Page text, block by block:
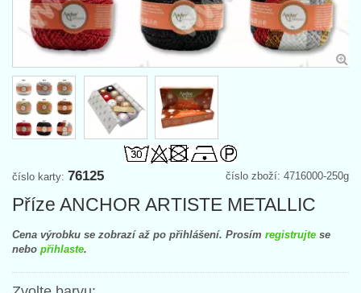
číslo zboží: 4716000-250g
číslo karty: 76125
Příze ANCHOR ARTISTE METALLIC
Cena výrobku se zobrazí až po přihlášení. Prosím registrujte se
nebo přihlaste.